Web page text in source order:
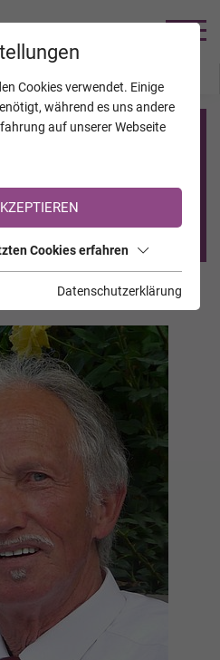
TrauerHilfe.it
TrauerHilfe.it registriert?
Registrierung <<
Cookies verwendet. Einige
während es uns andere
auf unserer Webseite
Cookies erfahren
Datenschutzerklärung
VERSTORBENE